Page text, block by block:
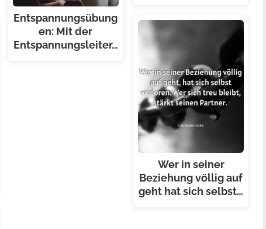
Entspannungsübung
en: Mit der
Entspannungsleiter…
Wer in seiner
Beziehung völlig auf
geht hat sich selbst…